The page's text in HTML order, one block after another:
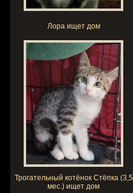
Лора ищет дом
Трогательный котёнок Стёпка (3,5
мес.) ищет дом